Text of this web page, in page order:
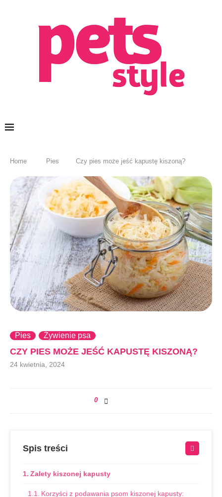
Home Pies Czy pies może jeść kapustę kiszoną?
Pies Żywienie psa
CZY PIES MOŻE JEŚĆ KAPUSTĘ KISZONĄ?
24 kwietnia, 2024
0
Spis treści
Zalety kiszonej kapusty
Korzyści z podawania psom kiszonej kapusty: